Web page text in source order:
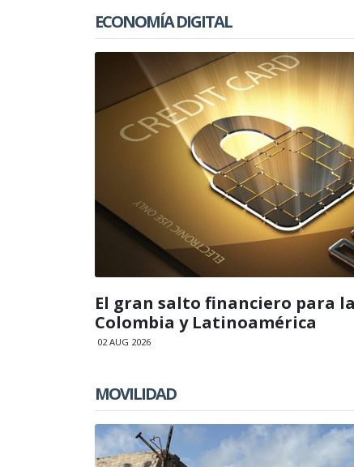
ECONOMÍA DIGITAL
El gran salto financiero para
Colombia y Latinoamérica
02 AUG 2026
MOVILIDAD